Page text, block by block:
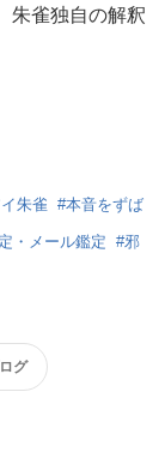
朱雀独自の解釈
朱雀 #本音をずば
・メール鑑定 #邪
グ